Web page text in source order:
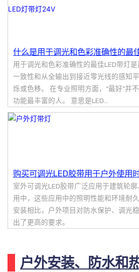
什么是用于调光和色彩准确性的最
用于调光和色彩准确性的最佳LED带灯
一致性和从全输出到接近零光线的感知
烁或色移。 在专业照明方面，“最好”并
功能最丰富的人。 意思是LED...
购买可调光LED胶带用于户外使用
室外可调光LED胶带广泛应用于建筑轮
用中，这些应用中的照明性能和环境耐
安装相比，户外项目对防水保护、调光
出了更高的要求。
户外安装、防水和